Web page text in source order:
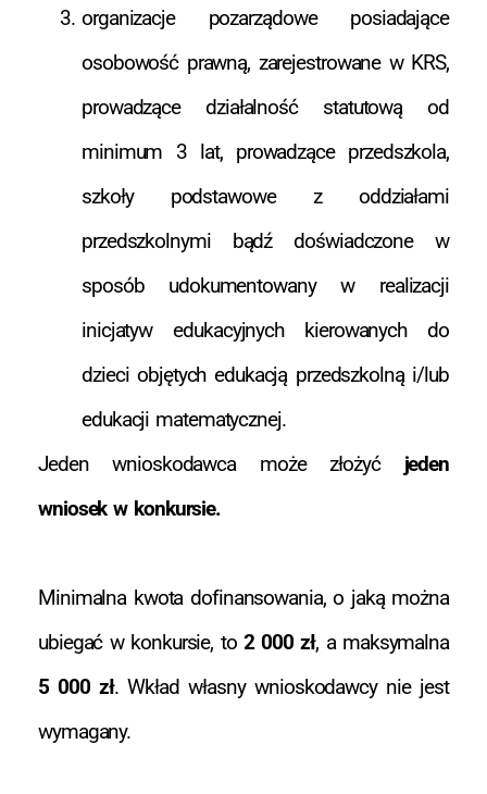
organizacje pozarządowe posiadające
osobowość prawną, zarejestrowane w KRS,
prowadzące działalność statutową od
minimum 3 lat, prowadzące przedszkola,
szkoły podstawowe z oddziałami
przedszkolnymi bądź doświadczone w
sposób udokumentowany w realizacji
inicjatyw edukacyjnych kierowanych do
dzieci objętych edukacją przedszkolną i/lub
edukacji matematycznej.
Jeden wnioskodawca może złożyć jeden
wniosek w konkursie.
Minimalna kwota dofinansowania, o jaką można
ubiegać w konkursie, to 2 000 zł, a maksymalna
5 000 zł. Wkład własny wnioskodawcy nie jest
wymagany.